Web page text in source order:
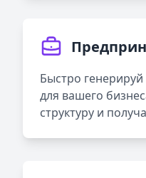
Быстро
для вашего
структуру и